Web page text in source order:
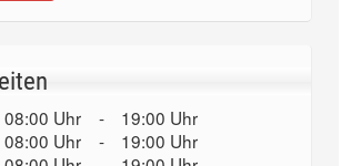
08:00 Uhr -
19:00 Uhr
08:00 Uhr -
19:00 Uhr